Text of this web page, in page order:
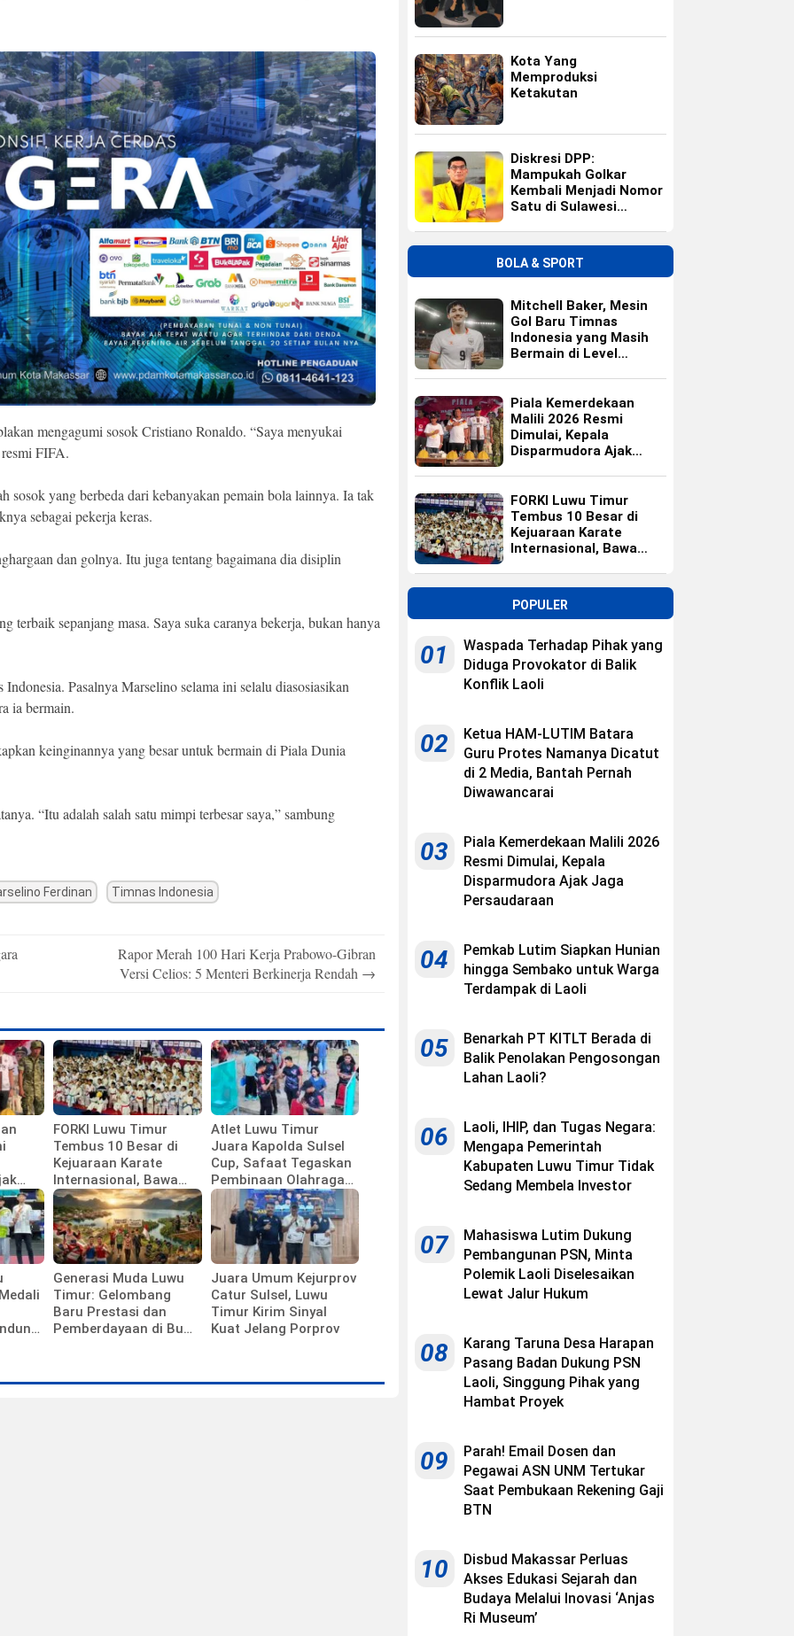
mengagumi sosok Cristiano Ronaldo. “Saya menyukai
FIFA.
sosok yang berbeda dari kebanyakan pemain bola lainnya. Ia tak
sebagai pekerja keras.
dan golnya. Itu juga tentang bagaimana dia disiplin
terbaik sepanjang masa. Saya suka caranya bekerja, bukan hanya
Pasalnya Marselino selama ini selalu diasosiasikan
ia bermain.
keinginannya yang besar untuk bermain di Piala Dunia
“Itu adalah salah satu mimpi terbesar saya,” sambung
Ferdinan Timnas Indonesia
Rapor Merah 100 Hari Kerja Prabowo-Gibran
Versi Celios: 5 Menteri Berkinerja Rendah →
FORKI Luwu Timur
Tembus 10 Besar di
Kejuaraan Karate
Internasional, Bawa
Pulang 10 Medali
Atlet Luwu Timur
Juara Kapolda Sulsel
Cup, Safaat Tegaskan
Pembinaan Olahraga
Berbuah Prestasi
Generasi Muda Luwu
Timur: Gelombang
Baru Prestasi dan
Pemberdayaan di Bumi
Juara Umum Kejurprov
Catur Sulsel, Luwu
Timur Kirim Sinyal
Kuat Jelang Porprov
Kota Yang
Memproduksi
Ketakutan
Diskresi DPP:
Mampukah Golkar
Kembali Menjadi Nomor
Satu di Sulawesi
BOLA & SPORT
Mitchell Baker, Mesin
Gol Baru Timnas
Indonesia yang Masih
Bermain di Level
Piala Kemerdekaan
Malili 2026 Resmi
Dimulai, Kepala
Disparmudora Ajak
FORKI Luwu Timur
Tembus 10 Besar di
Kejuaraan Karate
Internasional, Bawa
POPULER
01
Waspada Terhadap Pihak yang
Diduga Provokator di Balik
Konflik Laoli
02
Ketua HAM-LUTIM Batara
Guru Protes Namanya Dicatut
di 2 Media, Bantah Pernah
Diwawancarai
03
Piala Kemerdekaan Malili 2026
Resmi Dimulai, Kepala
Disparmudora Ajak Jaga
Persaudaraan
04
Pemkab Lutim Siapkan Hunian
hingga Sembako untuk Warga
Terdampak di Laoli
05
Benarkah PT KITLT Berada di
Balik Penolakan Pengosongan
Lahan Laoli?
06
Laoli, IHIP, dan Tugas Negara:
Mengapa Pemerintah
Kabupaten Luwu Timur Tidak
Sedang Membela Investor
07
Mahasiswa Lutim Dukung
Pembangunan PSN, Minta
Polemik Laoli Diselesaikan
Lewat Jalur Hukum
08
Karang Taruna Desa Harapan
Pasang Badan Dukung PSN
Laoli, Singgung Pihak yang
Hambat Proyek
09
Parah! Email Dosen dan
Pegawai ASN UNM Tertukar
Saat Pembukaan Rekening Gaji
BTN
10
Disbud Makassar Perluas
Akses Edukasi Sejarah dan
Budaya Melalui Inovasi ‘Anjas
Ri Museum’